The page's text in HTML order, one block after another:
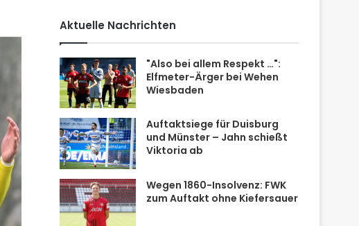
Aktuelle Nachrichten
"Also bei allem Respekt …":
Elfmeter-Ärger bei Wehen
Wiesbaden
Auftaktsiege für Duisburg
und Münster – Jahn schießt
Viktoria ab
Wegen 1860-Insolvenz: FWK
zum Auftakt ohne Kiefersauer